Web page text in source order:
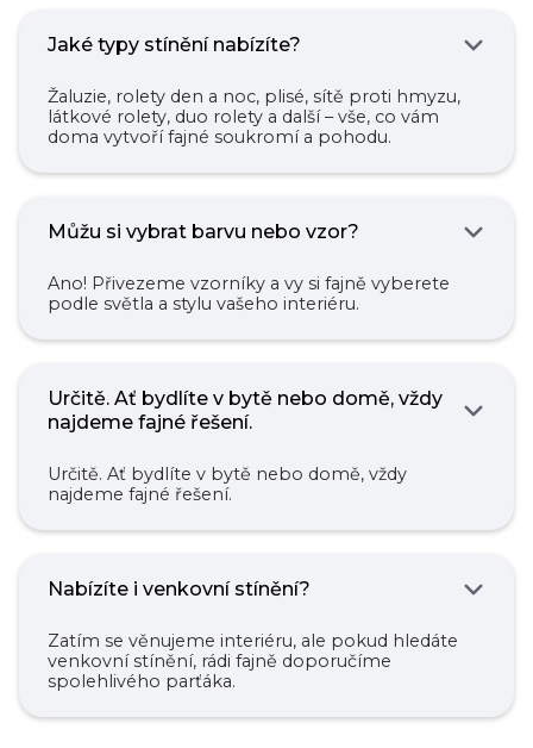
Jaké typy stínění nabízíte?
Žaluzie, rolety den a noc, plisé, sítě proti hmyzu,
látkové rolety, duo rolety a další – vše, co vám
doma vytvoří fajné soukromí a pohodu.
Můžu si vybrat barvu nebo vzor?
Ano! Přivezeme vzorníky a vy si fajně vyberete
podle světla a stylu vašeho interiéru.
Určitě. Ať bydlíte v bytě nebo domě, vždy
najdeme fajné řešení.
Určitě. Ať bydlíte v bytě nebo domě, vždy
najdeme fajné řešení.
Nabízíte i venkovní stínění?
Zatím se věnujeme interiéru, ale pokud hledáte
venkovní stínění, rádi fajně doporučíme
spolehlivého parťáka.